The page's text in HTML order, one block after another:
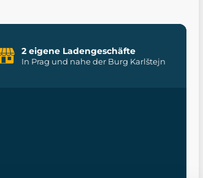
2 eigene Ladengeschäfte
In Prag und nahe der Burg Karlštejn